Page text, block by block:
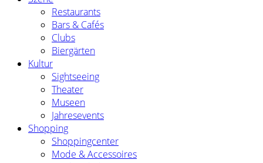
Restaurants
Bars & Cafés
Clubs
Biergärten
Kultur
Sightseeing
Theater
Museen
Jahresevents
Shopping
Shoppingcenter
Mode & Accessoires